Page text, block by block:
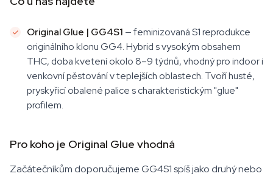
Original Glue | GG4S1 — feminizovaná S1 reprodukce
originálního klonu GG4. Hybrid s vysokým obsahem
THC, doba kvetení okolo 8–9 týdnů, vhodný pro indoor i
venkovní pěstování v teplejších oblastech. Tvoří husté,
pryskyřicí obalené palice s charakteristickým "glue"
profilem.
Pro koho je Original Glue vhodná
Začátečníkům doporučujeme GG4S1 spíš jako druhý nebo